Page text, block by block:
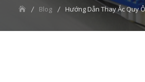
Blog Hướng Dẫn Thay Ắc Quy